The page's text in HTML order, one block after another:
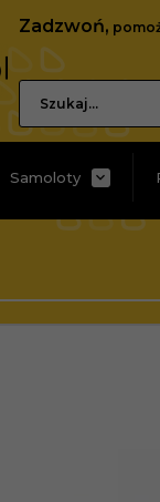
Zadzwoń,
Samoloty